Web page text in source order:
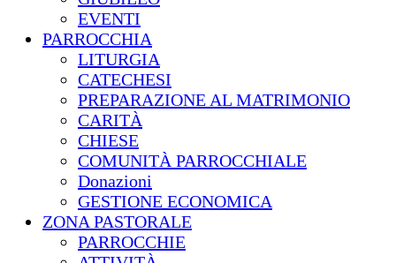
EVENTI
PARROCCHIA
LITURGIA
CATECHESI
PREPARAZIONE AL MATRIMONIO
CARITÀ
CHIESE
COMUNITÀ PARROCCHIALE
Donazioni
GESTIONE ECONOMICA
ZONA PASTORALE
PARROCCHIE